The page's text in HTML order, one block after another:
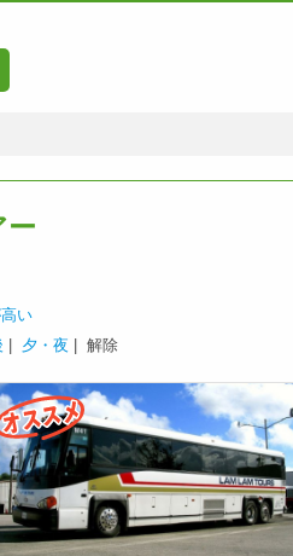
ー
い
夕・夜 | 解除